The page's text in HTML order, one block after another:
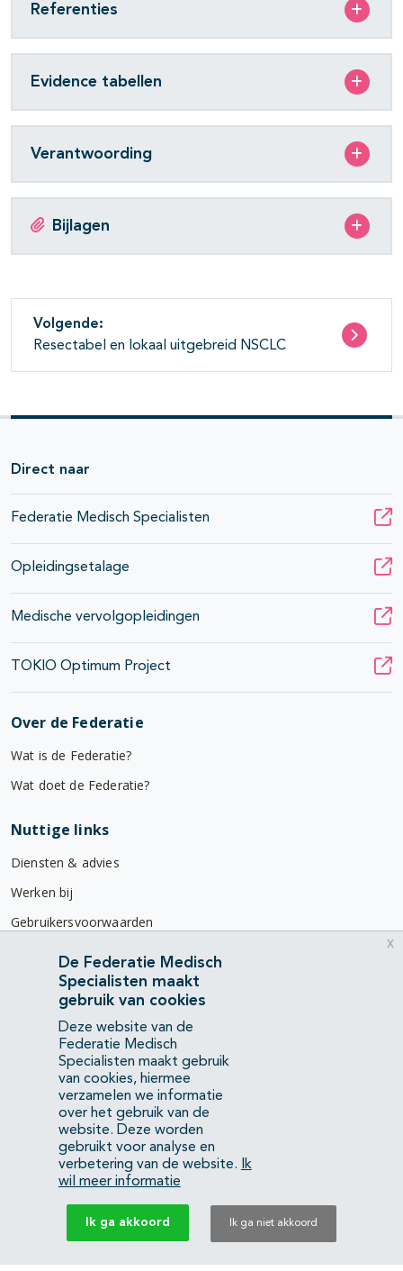
Referenties
Evidence tabellen
Verantwoording
Bijlagen
Volgende:
Resectabel en lokaal uitgebreid NSCLC
Direct naar
Federatie Medisch Specialisten
Opleidingsetalage
Medische vervolgopleidingen
TOKIO Optimum Project
Over de Federatie
Wat is de Federatie?
Wat doet de Federatie?
Nuttige links
Diensten & advies
Werken bij
Gebruikersvoorwaarden
Privacyverklaring
Contact
Mercatorlaan 1200
3528 BL Utrecht
(088) 505 34 34
info@richtlijnendatabase.nl
YouTubeLinkedIn
KvK Federatie Medisch Specialisten:40483480
Privacyverklaring
De Federatie Medisch
Specialisten maakt
gebruik van cookies
Deze website van de
Federatie Medisch
Specialisten maakt gebruik
van cookies, hiermee
verzamelen we informatie
over het gebruik van de
website. Deze worden
gebruikt voor analyse en
verbetering van de website.
Ik
wil meer informatie
Ik ga akkoord Ik ga niet akkoord
x